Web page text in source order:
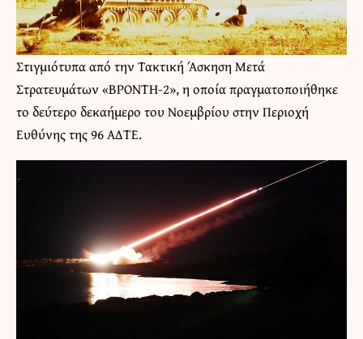
Στιγμιότυπα από την Τακτική Άσκηση Μετά
Στρατευμάτων «ΒΡΟΝΤΗ-2», η οποία πραγματοποιήθηκε
το δεύτερο δεκαήμερο του Νοεμβρίου στην Περιοχή
Ευθύνης της 96 ΑΔΤΕ.